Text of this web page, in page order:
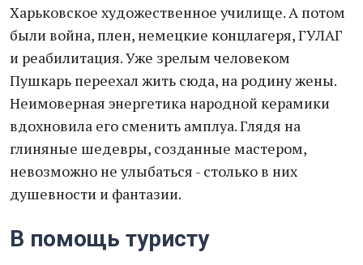
Харьковское художественное училище. А потом
были война, плен, немецкие концлагеря, ГУЛАГ
и реабилитация. Уже зрелым человеком
Пушкарь переехал жить сюда, на родину жены.
Неимоверная энергетика народной керамики
вдохновила его сменить амплуа. Глядя на
глиняные шедевры, созданные мастером,
невозможно не улыбаться - столько в них
душевности и фантазии.
В помощь туристу